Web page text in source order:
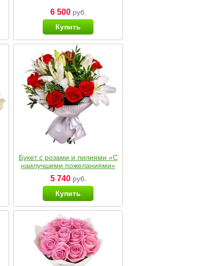
6 500руб.
Купить
Букет с розами и лилиями «С
наилучшими пожеланиями»
5 740руб.
Купить